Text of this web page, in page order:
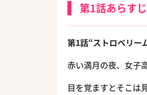
第1話あらす
第1話“ストロベリー
赤い満月の夜、女子
目を覚ますとそこは